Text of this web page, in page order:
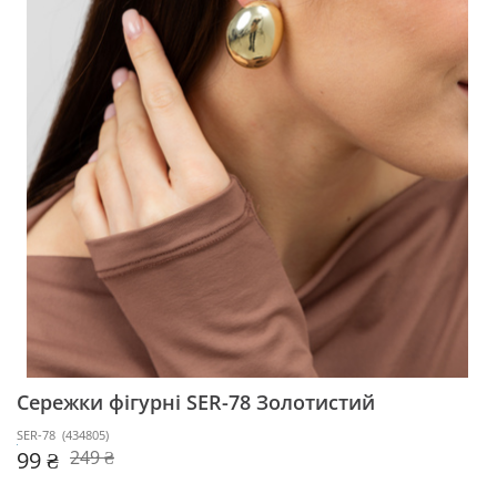
Сережки фігурні SER-78 Золотистий
SER-78 (434805)
99 ₴ 249 ₴